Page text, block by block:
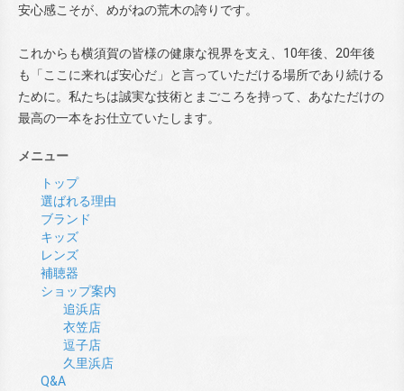
安心感こそが、めがねの荒木の誇りです。
これからも横須賀の皆様の健康な視界を支え、10年後、20年後
も「ここに来れば安心だ」と言っていただける場所であり続ける
ために。私たちは誠実な技術とまごころを持って、あなただけの
最高の一本をお仕立ていたします。
メニュー
トップ
選ばれる理由
ブランド
キッズ
レンズ
補聴器
ショップ案内
追浜店
衣笠店
逗子店
久里浜店
Q&A